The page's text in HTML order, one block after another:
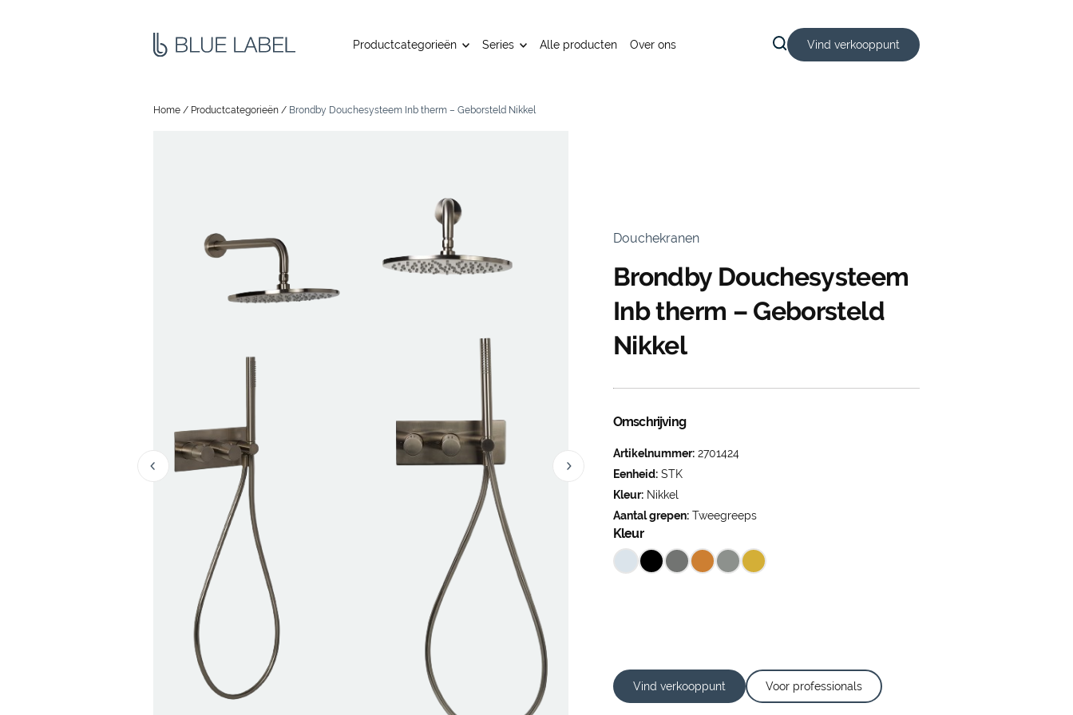
Productcategorieën Series Alle producten Over ons Vind verkooppunt
Home / Productcategorieën / Brondby Douchesysteem Inb therm – Geborsteld Nikkel
Douchekranen
Brondby Douchesysteem
Inb therm – Geborsteld
Nikkel
Omschrijving
Artikelnummer: 2701424
Eenheid: STK
Kleur: Nikkel
Aantal grepen: Tweegreeps
Kleur
Vind verkooppunt Voor professionals